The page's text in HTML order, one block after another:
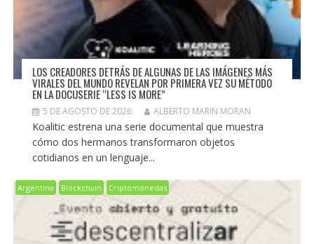
LOS CREADORES DETRÁS DE ALGUNAS DE LAS IMÁGENES MÁS
VIRALES DEL MUNDO REVELAN POR PRIMERA VEZ SU MÉTODO
EN LA DOCUSERIE “LESS IS MORE”
5 DE AGOSTO DE 2026 ALBERTO MARIN MORAN
Koalitic estrena una serie documental que muestra
cómo dos hermanos transformaron objetos
cotidianos en un lenguaje...
Argentina Blockchain Criptomonedas